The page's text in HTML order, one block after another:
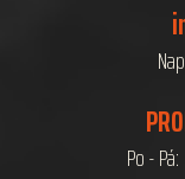
Po -